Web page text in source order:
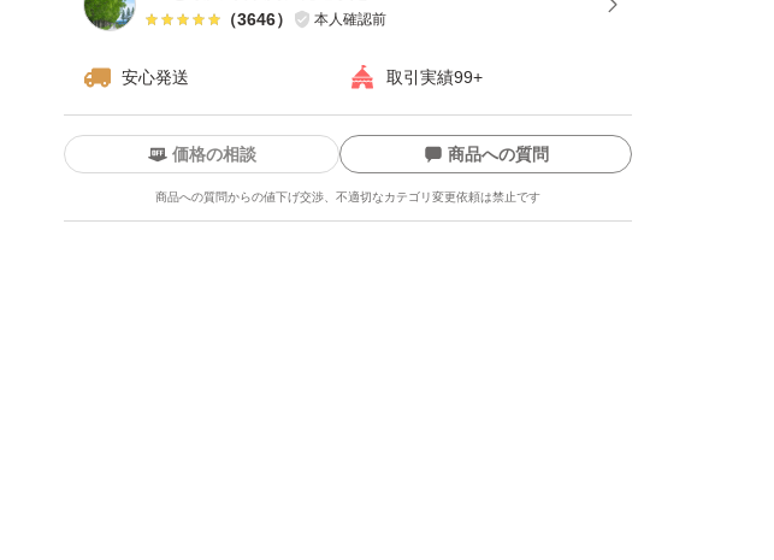
▼宅急便コンパクト（匿名・追跡）発送
5袋→
（3646） 本人確認前
安心発送 取引実績99+
価格の相談 商品への質問
商品への質問からの値下げ交渉、不適切なカテゴリ変更依頼は禁止です